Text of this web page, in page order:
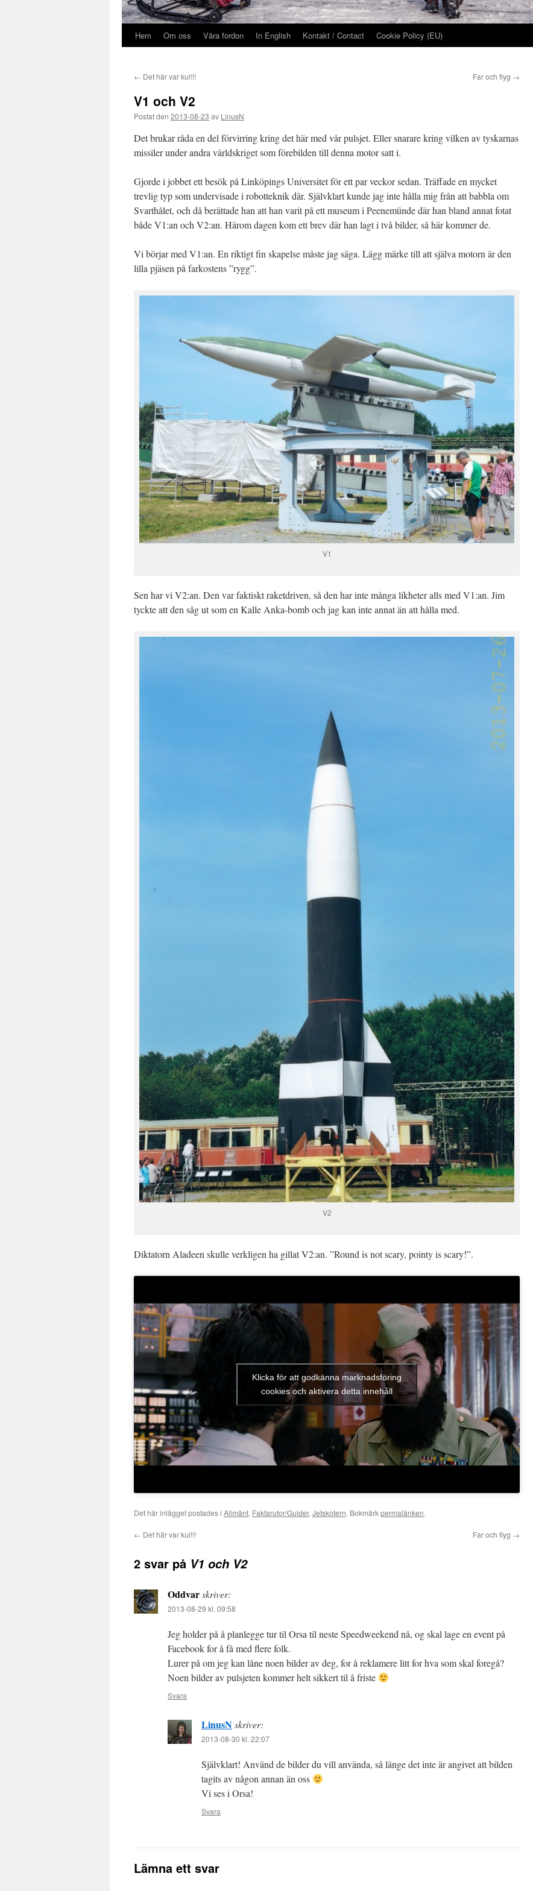
Hem Om oss Våra fordon In English Kontakt / Contact Cookie Policy (EU)
← Det här var kul!!! Far och flyg →
V1 och V2
Postat den 2013-08-23 av LinusN
Det brukar råda en del förvirring kring det här med vår pulsjet. Eller snarare kring vilken av tyskarnas
missiler under andra världskriget som förebilden till denna motor satt i.
Gjorde i jobbet ett besök på Linköpings Universitet för ett par veckor sedan. Träffade en mycket
trevlig typ som undervisade i robotteknik där. Självklart kunde jag inte hålla mig från att babbla om
Svarthålet, och då berättade han att han varit på ett museum i Peenemünde där han bland annat fotat
både V1:an och V2:an. Härom dagen kom ett brev där han lagt i två bilder, så här kommer de.
Vi börjar med V1:an. En riktigt fin skapelse måste jag säga. Lägg märke till att själva motorn är den
lilla pjäsen på farkostens ”rygg”.
V1
Sen har vi V2:an. Den var faktiskt raketdriven, så den har inte många likheter alls med V1:an. Jim
tyckte att den såg ut som en Kalle Anka-bomb och jag kan inte annat än att hålla med.
V2
Diktatorn Aladeen skulle verkligen ha gillat V2:an. ”Round is not scary, pointy is scary!”.
Klicka för att godkänna marknadsföring
cookies och aktivera detta innehåll
Det här inlägget postades i Allmänt, Faktarutor/Guider, Jetskotern. Bokmärkpermalänken.
← Det här var kul!!! Far och flyg →
2 svar på V1 och V2
Oddvarskriver:
2013-08-29 kl. 09:58
Jeg holder på å planlegge tur til Orsa til neste Speedweekend nå, og skal lage en event på
Facebook for å få med flere folk.
Lurer på om jeg kan låne noen bilder av deg, for å reklamere litt for hva som skal foregå?
Noen bilder av pulsjeten kommer helt sikkert til å friste
Svara
LinusNskriver:
2013-08-30 kl. 22:07
Självklart! Använd de bilder du vill använda, så länge det inte är angivet att bilden
tagits av någon annan än oss
Vi ses i Orsa!
Svara
Lämna ett svar